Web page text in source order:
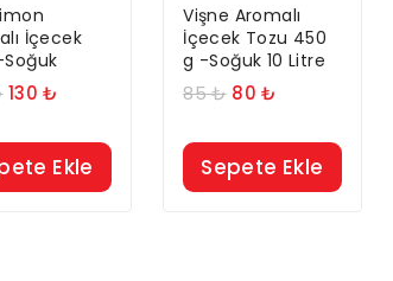
İçecek
130₺
Ekle
Vişne Aromalı
İçecek Tozu 450
g -Soğuk 10 Litre
85₺ 80₺
Sepete Ekle